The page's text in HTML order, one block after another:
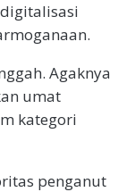
Agaknya
umat
kategori
penganut